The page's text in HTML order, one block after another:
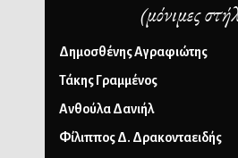
(μόνιμες
Δημοσθένης Αγραφιώτης
Τάκης Γραμμένος
Ανθούλα Δανιήλ
Φίλιππος Δ. Δρακονταειδής